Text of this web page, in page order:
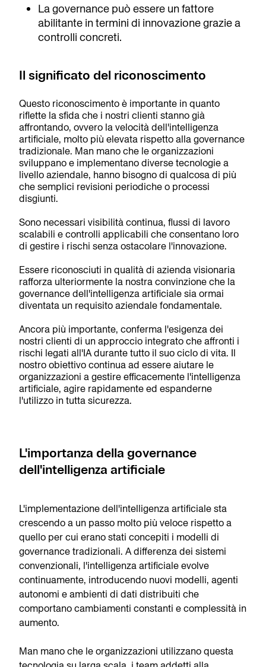
La governance può essere un fattore
abilitante in termini di innovazione grazie a
controlli concreti.
Il significato del riconoscimento
Questo riconoscimento è importante in quanto
riflette la sfida che i nostri clienti stanno già
affrontando, ovvero la velocità dell'intelligenza
artificiale, molto più elevata rispetto alla governance
tradizionale. Man mano che le organizzazioni
sviluppano e implementano diverse tecnologie a
livello aziendale, hanno bisogno di qualcosa di più
che semplici revisioni periodiche o processi
disgiunti.
Sono necessari visibilità continua, flussi di lavoro
scalabili e controlli applicabili che consentano loro
di gestire i rischi senza ostacolare l'innovazione.
Essere riconosciuti in qualità di azienda visionaria
rafforza ulteriormente la nostra convinzione che la
governance dell'intelligenza artificiale sia ormai
diventata un requisito aziendale fondamentale.
Ancora più importante, conferma l'esigenza dei
nostri clienti di un approccio integrato che affronti i
rischi legati all'IA durante tutto il suo ciclo di vita. Il
nostro obiettivo continua ad essere aiutare le
organizzazioni a gestire efficacemente l'intelligenza
artificiale, agire rapidamente ed espanderne
l'utilizzo in tutta sicurezza.
L'importanza della governance
dell'intelligenza artificiale
L'implementazione dell'intelligenza artificiale sta
crescendo a un passo molto più veloce rispetto a
quello per cui erano stati concepiti i modelli di
governance tradizionali. A differenza dei sistemi
convenzionali, l'intelligenza artificiale evolve
continuamente, introducendo nuovi modelli, agenti
autonomi e ambienti di dati distribuiti che
comportano cambiamenti constanti e complessità in
aumento.
Man mano che le organizzazioni utilizzano questa